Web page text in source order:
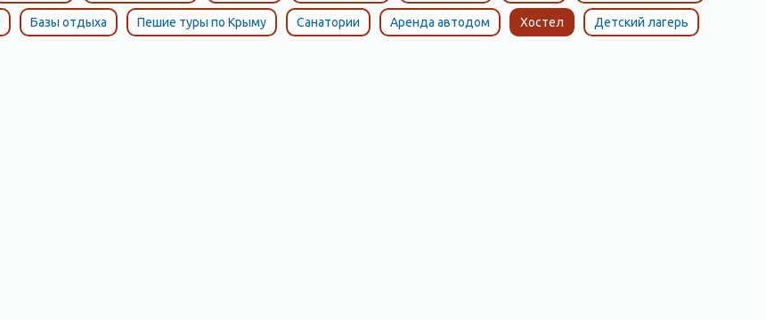
Базы отдыха Пешие туры по Крыму Санатории Аренда автодом Хостел Детский лагерь